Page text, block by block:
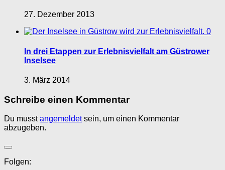
27. Dezember 2013
0
In drei Etappen zur Erlebnisvielfalt am Güstrower
Inselsee
3. März 2014
Schreibe einen Kommentar
Du musstangemeldetsein, um einen Kommentar
abzugeben.
Folgen: